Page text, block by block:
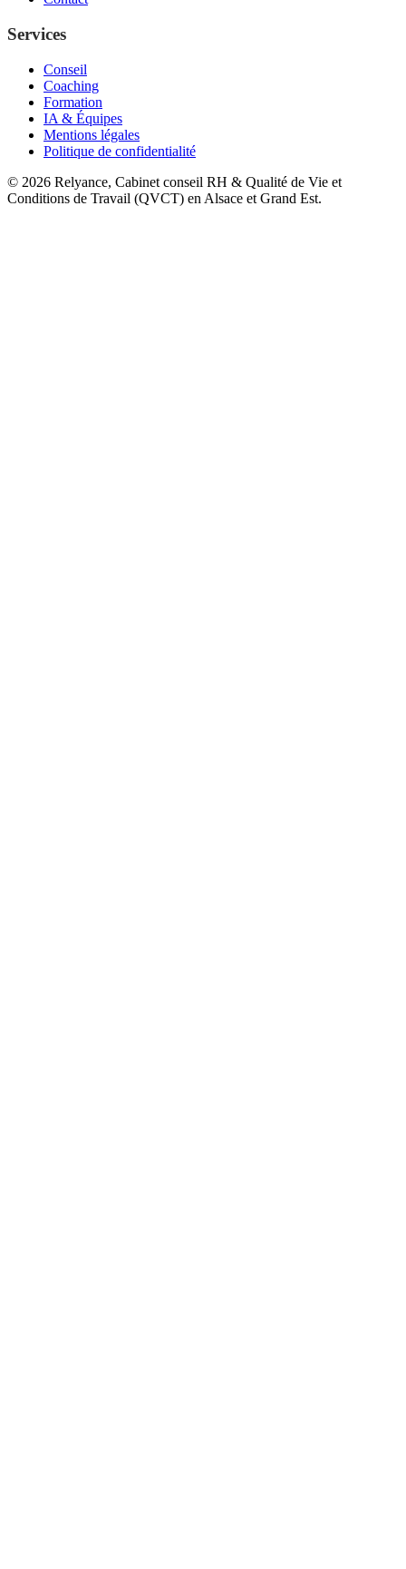
Services
Conseil
Coaching
Formation
IA & Équipes
Mentions légales
Politique de confidentialité
© 2026 Relyance, Cabinet conseil RH & Qualité de Vie et
Conditions de Travail (QVCT) en Alsace et Grand Est.